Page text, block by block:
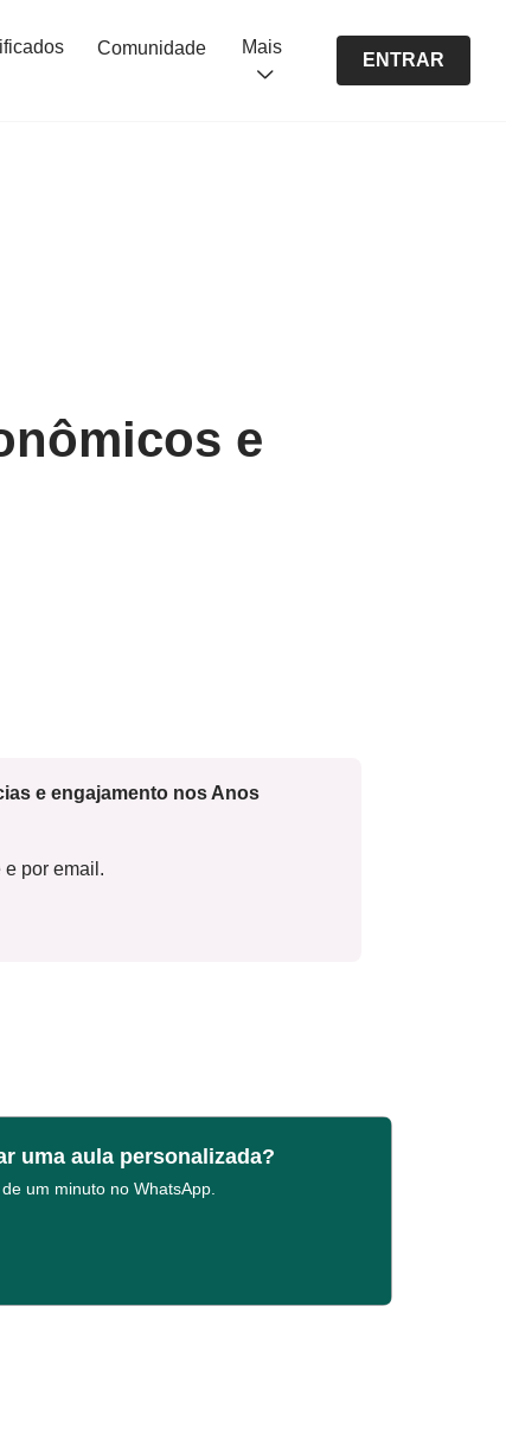
Cursos certificados Comunidade Mais
ENTRAR
e
e engajamento nos Anos
e por email.
uma aula personalizada?
um minuto no WhatsApp.